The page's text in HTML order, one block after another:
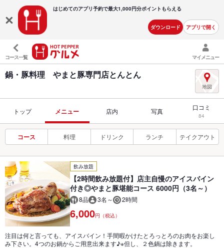
はじめてのアプリ予約で最大1,000円分ポイントもらえる
ダウンロード アプリで開く
コース一覧 マイメニュー
鍋・豚料理 やまと豚専門店とんとん
トップ メニュー 店内 写真 口コミ
84
コース 料理 ドリンク ランチ テイクアウト
飲み放題
【2時間飲み放題付】店主自慢のアイスバイン
付き◎やまと豚堪能コース 6000円（3名～）
8品 3名～ 2時間
6,000円（税込）
注目は何と言っても、アイスバイン！手間暇かけたとろっとろのお肉をお楽し
み下さい。4つのお鍋からご用意出来ます♪※但し、２色鍋は除きます。